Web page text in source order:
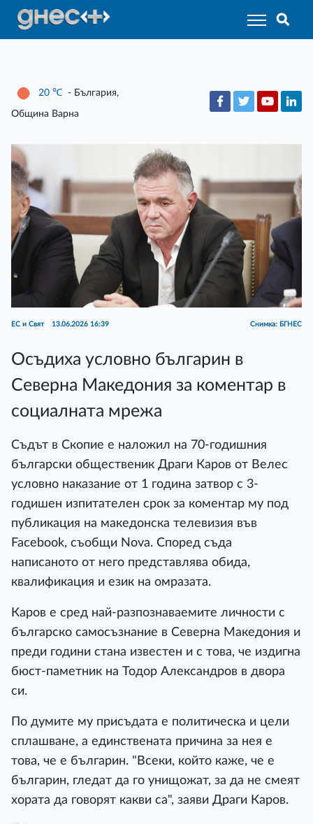
20 ℃ - България,
Община Варна
ЕС и Свят 13.06.2026 16:39 Снимка: БГНЕС
Осъдиха условно българин в
Северна Македония за коментар в
социалната мрежа
Съдът в Скопие е наложил на 70-годишния
български общественик Драги Каров от Велес
условно наказание от 1 година затвор с 3-
годишен изпитателен срок за коментар му под
публикация на македонска телевизия във
Facebook, съобщи Nova. Според съда
написаното от него представлява обида,
квалификация и език на омразата.
Каров е сред най-разпознаваемите личности с
българско самосъзнание в Северна Македония и
преди години стана известен и с това, че издигна
бюст-паметник на Тодор Александров в двора
си.
По думите му присъдата е политическа и цели
сплашване, а единствената причина за нея е
това, че е българин. "Всеки, който каже, че е
българин, гледат да го унищожат, за да не смеят
хората да говорят какви са", заяви Драги Каров.